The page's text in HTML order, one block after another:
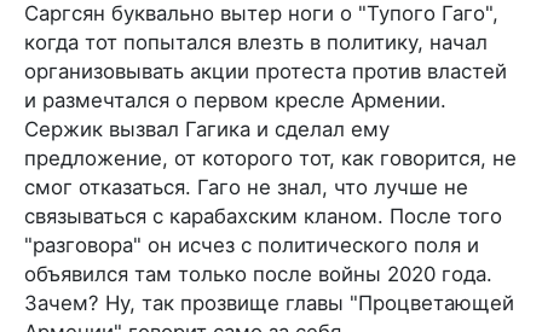
Саргсян буквально вытер ноги о "Тупого Гаго",
когда тот попытался влезть в политику, начал
организовывать акции протеста против властей
и размечтался о первом кресле Армении.
Сержик вызвал Гагика и сделал ему
предложение, от которого тот, как говорится, не
смог отказаться. Гаго не знал, что лучше не
связываться с карабахским кланом. После того
"разговора" он исчез с политического поля и
объявился там только после войны 2020 года.
Зачем? Ну, так прозвище главы "Процветающей